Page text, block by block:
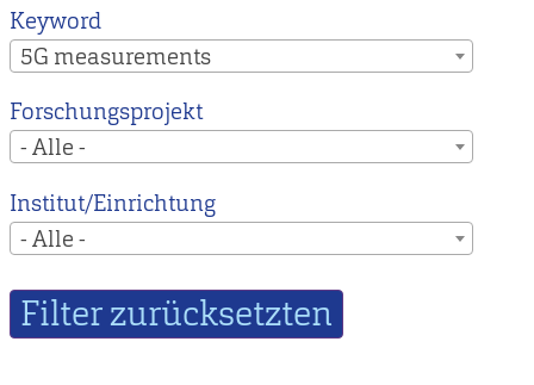
Keyword
5G measurements
Forschungsprojekt
- Alle -
Institut/Einrichtung
- Alle -